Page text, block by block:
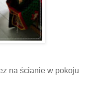
na ścianie w pokoju